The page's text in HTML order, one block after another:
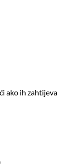
ako ih zahtijeva